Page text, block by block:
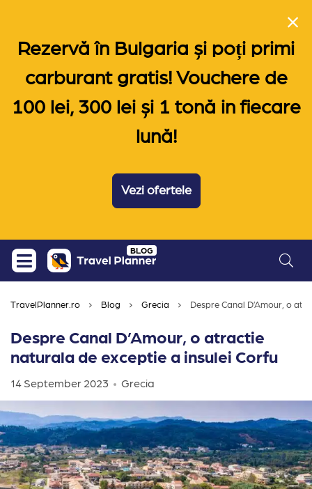
Rezervă în Bulgaria și poți primi
carburant gratis! Vouchere de
100 lei, 300 lei și 1 tonă in fiecare
lună!
Vezi ofertele
Skip
content
BLOG
TravelPlanner.ro Blog Grecia Despre Canal D’Amour, o
Despre Canal D’Amour, o atractie
naturala de exceptie a insulei Corfu
14 September 2023 Grecia